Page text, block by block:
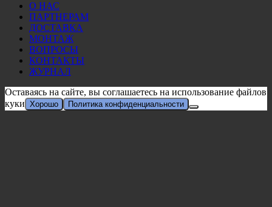
О НАС
ПАРТНЕРАМ
ДОСТАВКА
МОНТАЖ
ВОПРОСЫ
КОНТАКТЫ
ЖУРНАЛ
Оставаясь на сайте, вы соглашаетесь на использование файлов
куки Хорошо Политика конфиденциальности